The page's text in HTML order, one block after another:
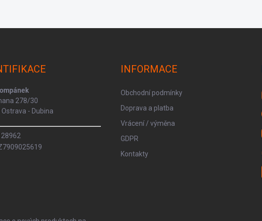
278/30
- Dubina
INFORMACE
Obchodní podmínky
Doprava a platba
Vrácení / výměna
GDPR
Kontakty